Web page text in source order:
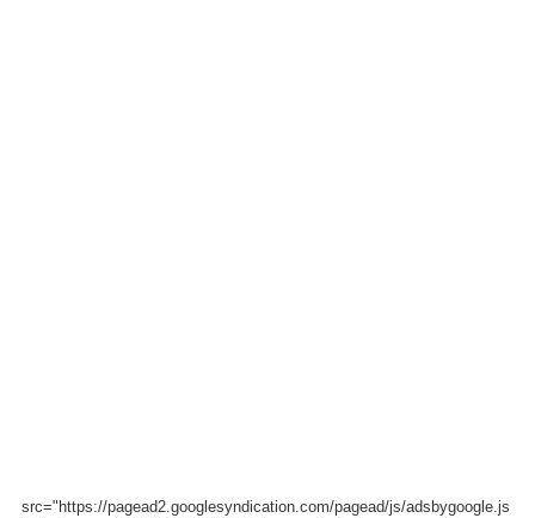
src="https://pagead2.googlesyndication.com/pagead/js/adsbygoogle.js